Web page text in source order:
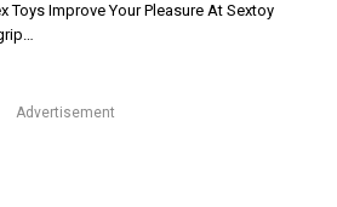
Toys Improve Your Pleasure At Sextoy
Advertisement